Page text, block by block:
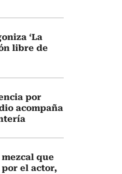
‘La
libre de
por
acompaña
mezcal que
el actor,